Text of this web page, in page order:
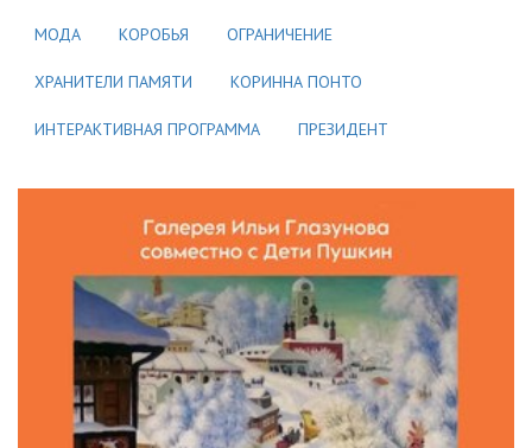
МОДА КОРОБЬЯ ОГРАНИЧЕНИЕ
ХРАНИТЕЛИ ПАМЯТИ КОРИННА ПОНТО
ИНТЕРАКТИВНАЯ ПРОГРАММА ПРЕЗИДЕНТ